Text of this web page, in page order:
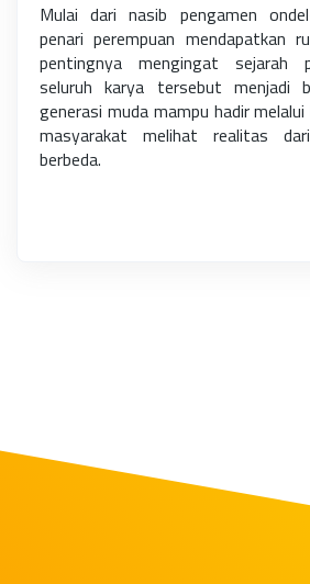
Mulai dari nasib pengamen
penari perempuan mendapatkan
pentingnya mengingat sejarah
seluruh karya tersebut menjadi
generasi muda mampu hadir
masyarakat melihat realitas
berbeda.